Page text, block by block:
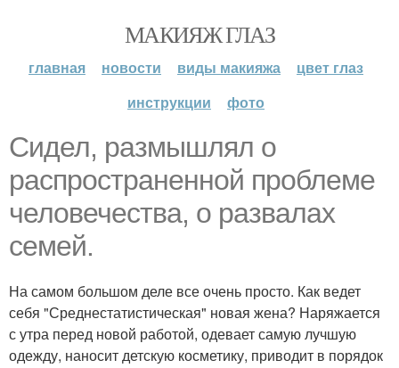
МАКИЯЖ ГЛАЗ
главная новости виды макияжа
цвет глаз
инструкции
фото
Сидел, размышлял о
распространенной проблеме
человечества, о развалах
семей.
На самом большом деле все очень просто. Как ведет
себя "Среднестатистическая" новая жена? Наряжается
с утра перед новой работой, одевает самую лучшую
одежду, наносит детскую косметику, приводит в порядок